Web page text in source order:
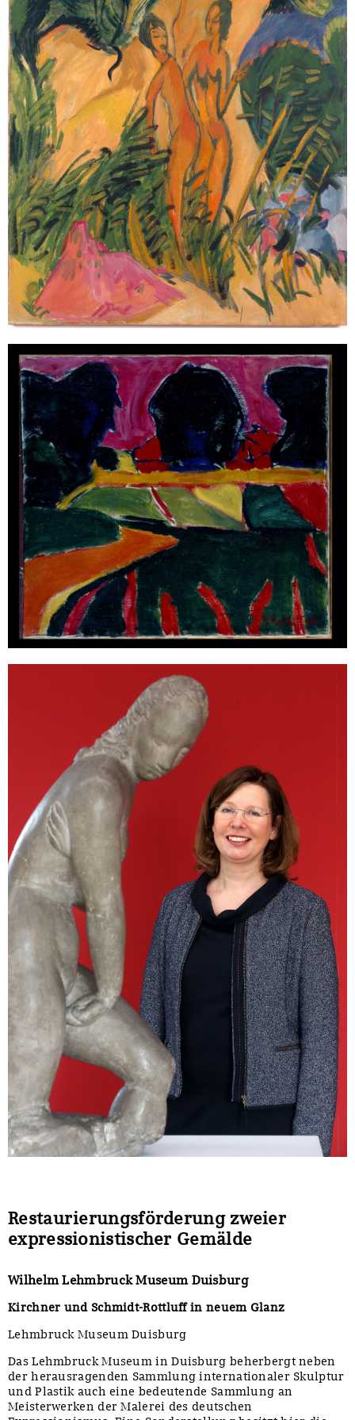
Restaurierungsförderung zweier
expressionistischer Gemälde
Wilhelm Lehmbruck Museum Duisburg
Kirchner und Schmidt-Rottluff in neuem Glanz
Lehmbruck Museum Duisburg
Das Lehmbruck Museum in Duisburg beherbergt neben
der herausragenden Sammlung internationaler Skulptur
und Plastik auch eine bedeutende Sammlung an
Meisterwerken der Malerei des deutschen
Sonstiges